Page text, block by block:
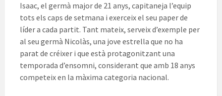
Isaac, el germà major de 21 anys, capitaneja l’equip
tots els caps de setmana i exerceix el seu paper de
líder a cada partit. Tant mateix, serveix d’exemple per
al seu germà Nicolàs, una jove estrella que no ha
parat de créixer i que està protagonitzant una
temporada d’ensomni, considerant que amb 18 anys
competeix en la màxima categoria nacional.